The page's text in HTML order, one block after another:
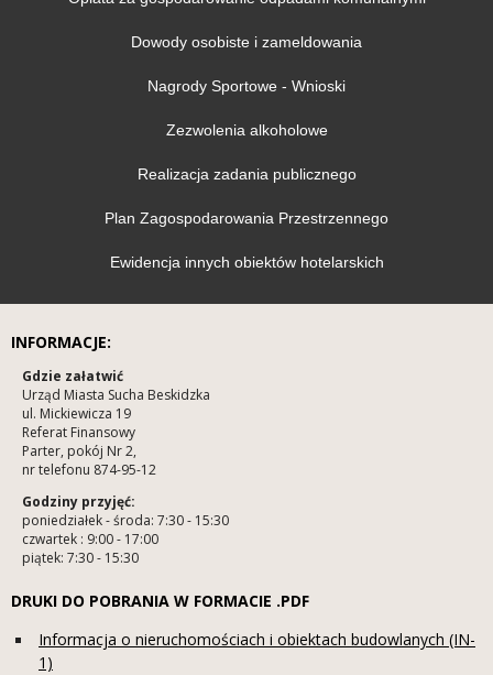
Dowody osobiste i zameldowania
Nagrody Sportowe - Wnioski
Zezwolenia alkoholowe
Realizacja zadania publicznego
Plan Zagospodarowania Przestrzennego
Ewidencja innych obiektów hotelarskich
INFORMACJE:
Gdzie załatwić
Urząd Miasta Sucha Beskidzka
ul. Mickiewicza 19
Referat Finansowy
Parter, pokój Nr 2,
nr telefonu 874-95-12
Godziny przyjęć:
poniedziałek - środa: 7:30 - 15:30
czwartek : 9:00 - 17:00
piątek: 7:30 - 15:30
DRUKI DO POBRANIA W FORMACIE .PDF
Informacja o nieruchomościach i obiektach budowlanych (IN-
1)